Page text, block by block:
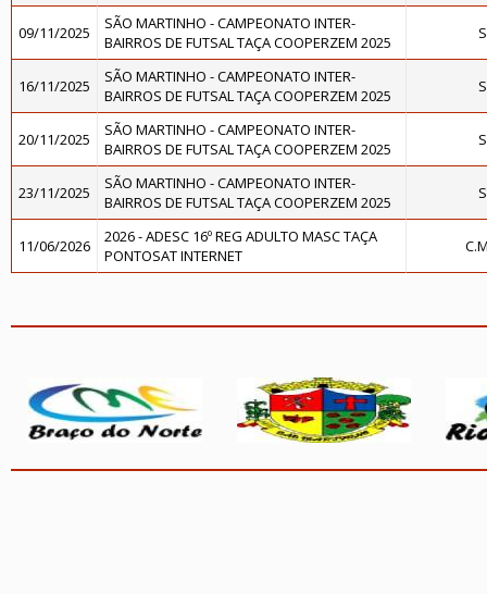
09/11/2025
SÃO MARTINHO - CAMPEONATO INTER-
BAIRROS DE FUTSAL TAÇA COOPERZEM 2025
16/11/2025
SÃO MARTINHO - CAMPEONATO INTER-
BAIRROS DE FUTSAL TAÇA COOPERZEM 2025
20/11/2025
SÃO MARTINHO - CAMPEONATO INTER-
BAIRROS DE FUTSAL TAÇA COOPERZEM 2025
23/11/2025
SÃO MARTINHO - CAMPEONATO INTER-
BAIRROS DE FUTSAL TAÇA COOPERZEM 2025
11/06/2026
2026 - ADESC 16º REG ADULTO MASC TAÇA
PONTOSAT INTERNET